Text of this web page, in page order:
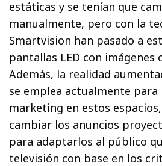
estáticas y se tenían que
manualmente, pero con la
Smartvision han pasado a
pantallas LED con imágenes
Además, la realidad
se emplea actualmente para
marketing en estos
cambiar los anuncios
para adaptarlos al público
televisión con base en los